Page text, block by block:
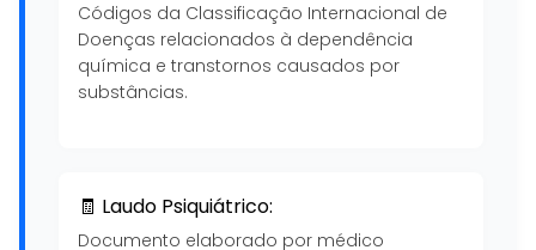
Códigos da Classificação Internacional de
Doenças relacionados à dependência
química e transtornos causados por
substâncias.
🧾 Laudo Psiquiátrico:
Documento elaborado por médico